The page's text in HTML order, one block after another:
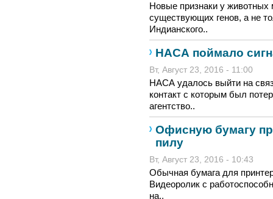
Новые признаки у животных
существующих генов, а не
Индианского..
НАСА поймало
Вт, Август 23, 2016 - 11:00
НАСА удалось выйти на
контакт с которым был
агентство..
Офисную бумагу
пилу
Вт, Август 23, 2016 - 10:43
Обычная бумага для
Видеоролик с
на..